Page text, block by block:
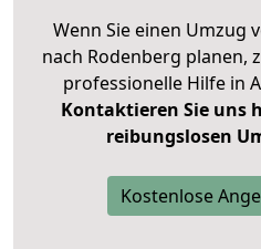
Wenn Sie einen Umzug
nach Rodenberg planen,
professionelle Hilfe in
Kontaktieren Sie uns
reibungslosen
Kostenlose